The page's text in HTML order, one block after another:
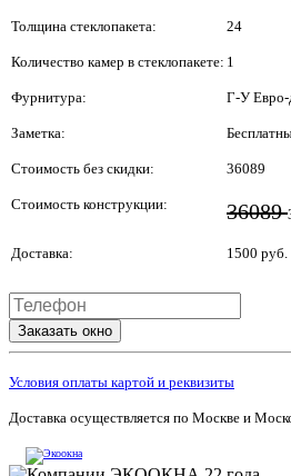
Толщина стеклопакета: 24
Количество камер в стеклопакете: 1
Фурнитура: Г-У Евро-
Заметка:
Стоимость без скидки: 36089
Стоимость конструкции: 36089
Доставка: 1500 руб.
Заказать окно
Условия оплаты картой и реквизиты
Доставка осуществляется по Москве и